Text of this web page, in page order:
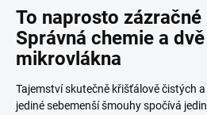
To naprosto
Správná chemie a
mikrovlákna
Tajemství skutečně křišťálově čistých
jediné sebemenší šmouhy spočívá